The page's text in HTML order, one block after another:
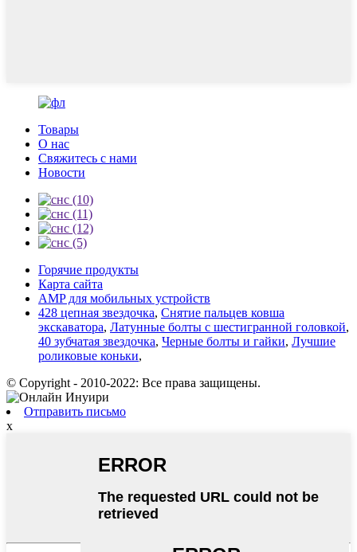
Товары
О нас
Свяжитесь с нами
Новости
Горячие продукты
Карта сайта
AMP для мобильных устройств
428 цепная звездочка, Снятие пальцев ковша
экскаватора, Латунные болты с шестигранной головкой,
40 зубчатая звездочка, Черные болты и гайки, Лучшие
роликовые коньки,
© Copyright - 2010-2022: Все права защищены.
Отправить письмо
x